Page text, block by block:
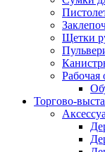
Щетки
Рабочая
Торгово-